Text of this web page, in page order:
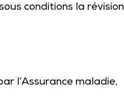
conditions la révision
l’Assurance maladie,